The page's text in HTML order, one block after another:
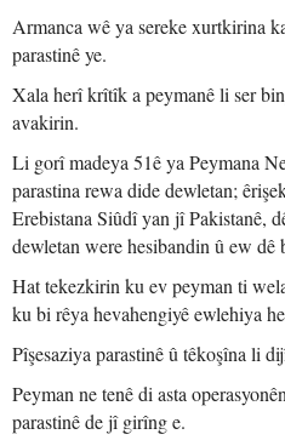
Armanca wê ya sereke xurtkirina
parastinê ye.
Xala herî krîtîk a peymanê li ser
avakirin.
Li gorî madeya 51ê ya Peymana
parastina rewa dide dewletan;
Erebistana Siûdî yan jî Pakistanê,
dewletan were hesibandin û ew dê
Hat tekezkirin ku ev peyman ti
ku bi rêya hevahengiyê ewlehiya
Pîşesaziya parastinê û têkoşîna li
Peyman ne tenê di asta
parastinê de jî girîng e.